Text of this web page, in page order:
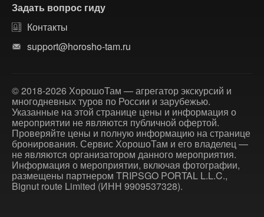
Задать вопрос гиду
Контакты
support@horosho-tam.ru
© 2018-2026 ХорошоТам — агрегатор экскурсий и
многодневных туров по России и зарубежью.
Указанные на этой странице цены и информация о
мероприятии не являются публичной офертой.
Проверяйте цены и полную информацию на странице
бронирования. Сервис ХорошоТам и его владелец —
не являются организатором данного мероприятия.
Информация о мероприятии, включая фотографии,
размещены партнером TRIPSGO PORTAL L.L.C.,
Bignut route Limited (ИНН 9909537328).